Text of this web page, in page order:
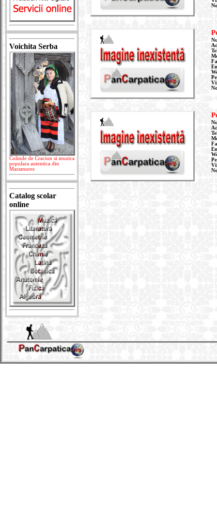
Voichita Serba
Colinde de Craciun si muzica
populara autentica din
Maramures
Catalog scolar
online